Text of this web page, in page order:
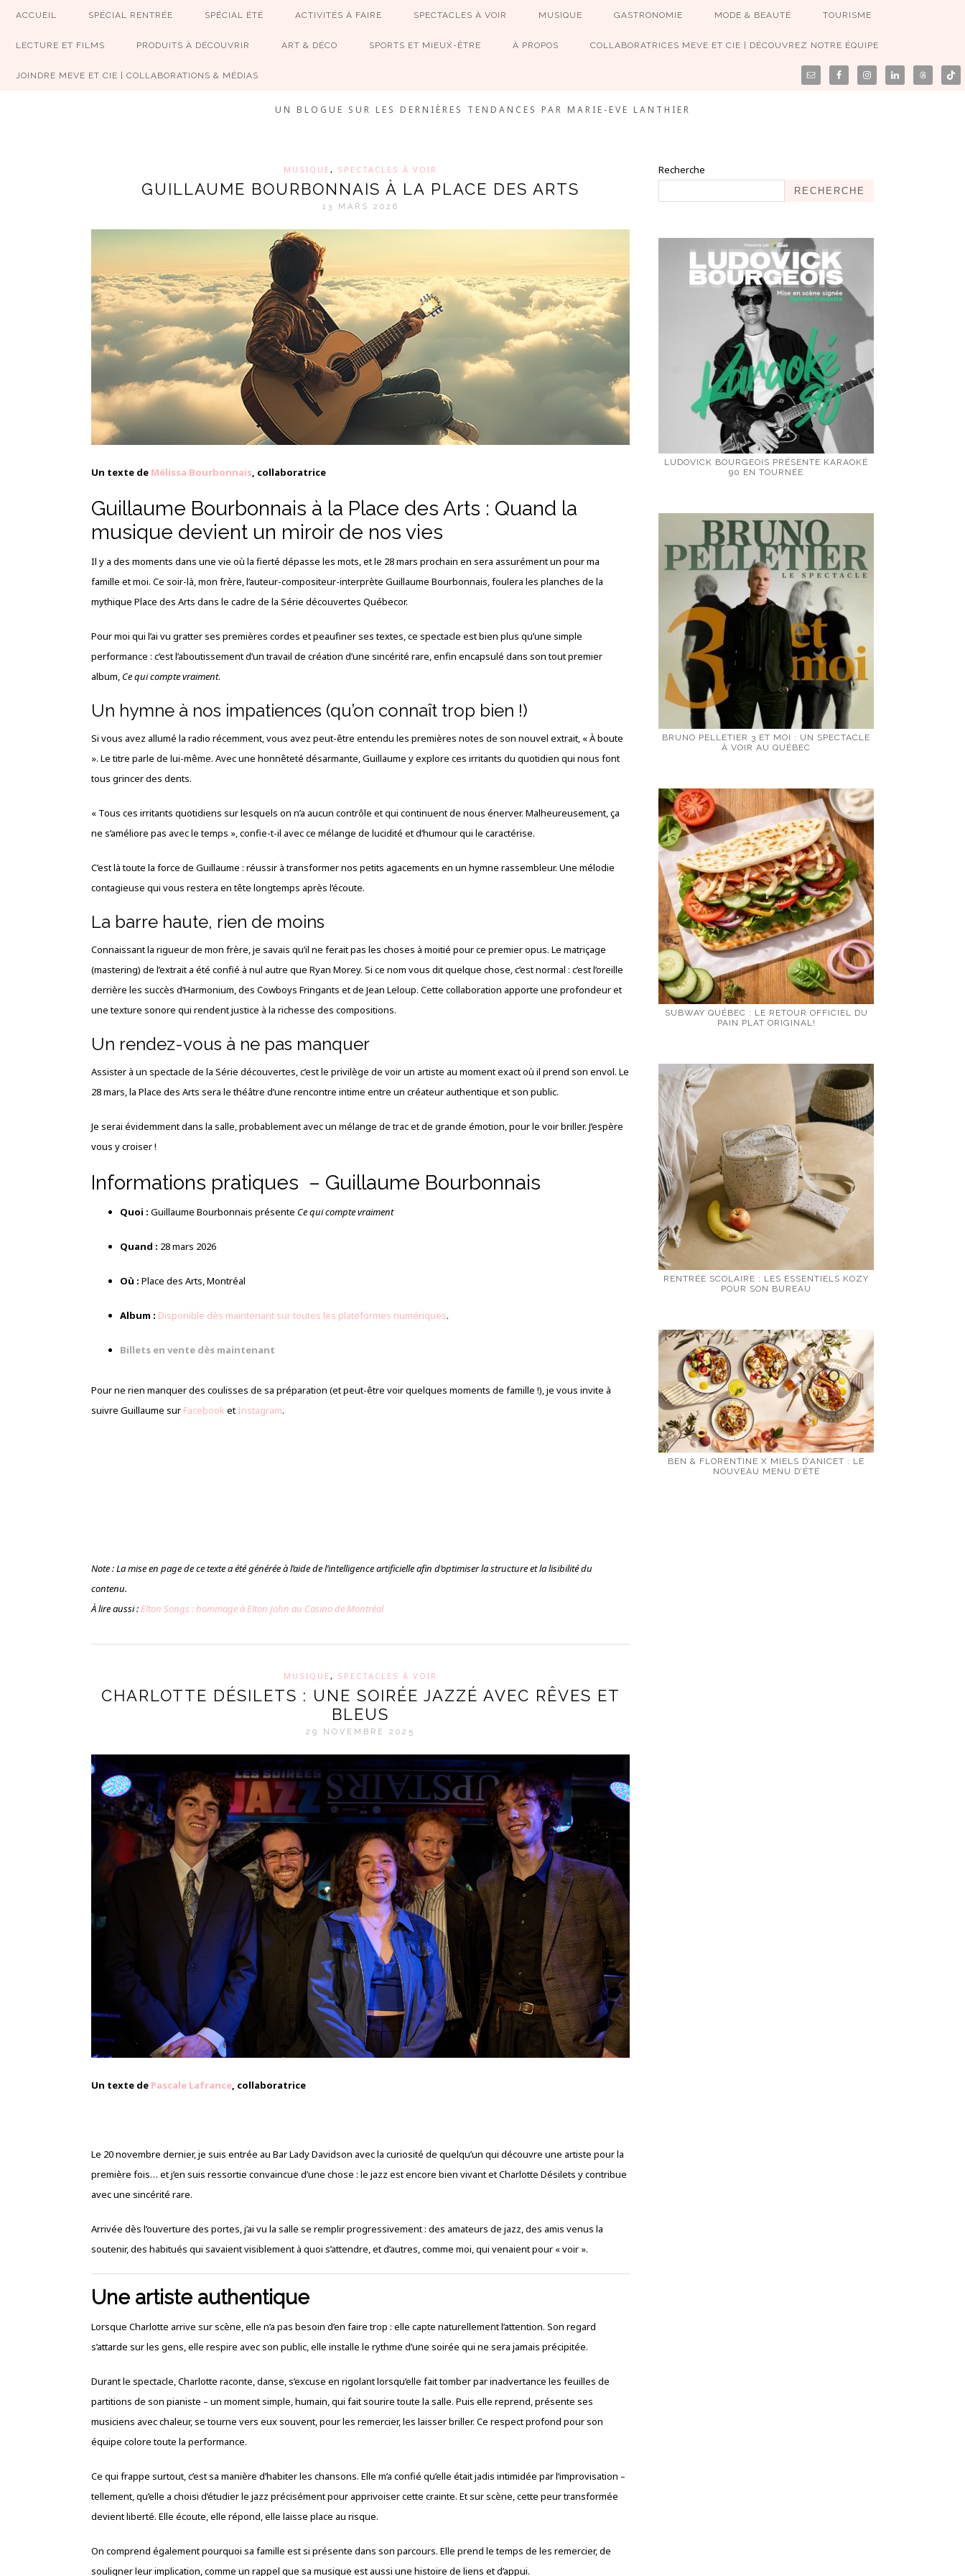
ACCUEIL SPÉCIAL RENTRÉE SPÉCIAL ÉTÉ ACTIVITÉS À FAIRE SPECTACLES À VOIR MUSIQUE GASTRONOMIE MODE & BEAUTÉ TOURISME
LECTURE ET FILMS PRODUITS À DÉCOUVRIR ART & DÉCO SPORTS ET MIEUX-ÊTRE À PROPOS COLLABORATRICES MEVE ET CIE | DÉCOUVREZ NOTRE ÉQUIPE
JOINDRE MEVE ET CIE | COLLABORATIONS & MÉDIAS
UN BLOGUE SUR LES DERNIÈRES TENDANCES PAR MARIE-EVE LANTHIER
MUSIQUE, SPECTACLES À VOIR
GUILLAUME BOURBONNAIS À LA PLACE DES ARTS
13 MARS 2026
Un texte de Mélissa Bourbonnais, collaboratrice
Guillaume Bourbonnais à la Place des Arts : Quand la
musique devient un miroir de nos vies
Il y a des moments dans une vie où la fierté dépasse les mots, et le 28 mars prochain en sera assurément un pour ma
famille et moi. Ce soir-là, mon frère, l’auteur-compositeur-interprète Guillaume Bourbonnais, foulera les planches de la
mythique Place des Arts dans le cadre de la Série découvertes Québecor.
Pour moi qui l’ai vu gratter ses premières cordes et peaufiner ses textes, ce spectacle est bien plus qu’une simple
performance : c’est l’aboutissement d’un travail de création d’une sincérité rare, enfin encapsulé dans son tout premier
album, Ce qui compte vraiment.
Un hymne à nos impatiences (qu’on connaît trop bien !)
Si vous avez allumé la radio récemment, vous avez peut-être entendu les premières notes de son nouvel extrait, « À boute
». Le titre parle de lui-même. Avec une honnêteté désarmante, Guillaume y explore ces irritants du quotidien qui nous font
tous grincer des dents.
« Tous ces irritants quotidiens sur lesquels on n’a aucun contrôle et qui continuent de nous énerver. Malheureusement, ça
ne s’améliore pas avec le temps », confie-t-il avec ce mélange de lucidité et d’humour qui le caractérise.
C’est là toute la force de Guillaume : réussir à transformer nos petits agacements en un hymne rassembleur. Une mélodie
contagieuse qui vous restera en tête longtemps après l’écoute.
La barre haute, rien de moins
Connaissant la rigueur de mon frère, je savais qu’il ne ferait pas les choses à moitié pour ce premier opus. Le matriçage
(mastering) de l’extrait a été confié à nul autre que Ryan Morey. Si ce nom vous dit quelque chose, c’est normal : c’est l’oreille
derrière les succès d’Harmonium, des Cowboys Fringants et de Jean Leloup. Cette collaboration apporte une profondeur et
une texture sonore qui rendent justice à la richesse des compositions.
Un rendez-vous à ne pas manquer
Assister à un spectacle de la Série découvertes, c’est le privilège de voir un artiste au moment exact où il prend son envol. Le
28 mars, la Place des Arts sera le théâtre d’une rencontre intime entre un créateur authentique et son public.
Je serai évidemment dans la salle, probablement avec un mélange de trac et de grande émotion, pour le voir briller. J’espère
vous y croiser !
Informations pratiques – Guillaume Bourbonnais
Quoi : Guillaume Bourbonnais présente Ce qui compte vraiment
Quand : 28 mars 2026
Où : Place des Arts, Montréal
Album : Disponible dès maintenant sur toutes les plateformes numériques.
Billets en vente dès maintenant
Pour ne rien manquer des coulisses de sa préparation (et peut-être voir quelques moments de famille !), je vous invite à
suivre Guillaume sur Facebook et Instagram.
Note : La mise en page de ce texte a été générée à l’aide de l’intelligence artificielle afin d’optimiser la structure et la lisibilité du
contenu.
À lire aussi :Elton Songs : hommage à Elton John au Casino de Montréal
MUSIQUE, SPECTACLES À VOIR
CHARLOTTE DÉSILETS : UNE SOIRÉE JAZZÉ AVEC RÊVES ET
BLEUS
29 NOVEMBRE 2025
Un texte de Pascale Lafrance, collaboratrice
Le 20 novembre dernier, je suis entrée au Bar Lady Davidson avec la curiosité de quelqu’un qui découvre une artiste pour la
première fois… et j’en suis ressortie convaincue d’une chose : le jazz est encore bien vivant et Charlotte Désilets y contribue
avec une sincérité rare.
Arrivée dès l’ouverture des portes, j’ai vu la salle se remplir progressivement : des amateurs de jazz, des amis venus la
soutenir, des habitués qui savaient visiblement à quoi s’attendre, et d’autres, comme moi, qui venaient pour « voir ».
Une artiste authentique
Lorsque Charlotte arrive sur scène, elle n’a pas besoin d’en faire trop : elle capte naturellement l’attention. Son regard
s’attarde sur les gens, elle respire avec son public, elle installe le rythme d’une soirée qui ne sera jamais précipitée.
Durant le spectacle, Charlotte raconte, danse, s’excuse en rigolant lorsqu’elle fait tomber par inadvertance les feuilles de
partitions de son pianiste – un moment simple, humain, qui fait sourire toute la salle. Puis elle reprend, présente ses
musiciens avec chaleur, se tourne vers eux souvent, pour les remercier, les laisser briller. Ce respect profond pour son
équipe colore toute la performance.
Ce qui frappe surtout, c’est sa manière d’habiter les chansons. Elle m’a confié qu’elle était jadis intimidée par l’improvisation –
tellement, qu’elle a choisi d’étudier le jazz précisément pour apprivoiser cette crainte. Et sur scène, cette peur transformée
devient liberté. Elle écoute, elle répond, elle laisse place au risque.
On comprend également pourquoi sa famille est si présente dans son parcours. Elle prend le temps de les remercier, de
souligner leur implication, comme un rappel que sa musique est aussi une histoire de liens et d’appui.
Recherche
RECHERCHE
LUDOVICK BOURGEOIS PRÉSENTE KARAOKÉ
90 EN TOURNÉE
BRUNO PELLETIER 3 ET MOI : UN SPECTACLE
À VOIR AU QUÉBEC
SUBWAY QUÉBEC : LE RETOUR OFFICIEL DU
PAIN PLAT ORIGINAL!
RENTRÉE SCOLAIRE : LES ESSENTIELS KOZY
POUR SON BUREAU
BEN & FLORENTINE X MIELS D’ANICET : LE
NOUVEAU MENU D’ÉTÉ